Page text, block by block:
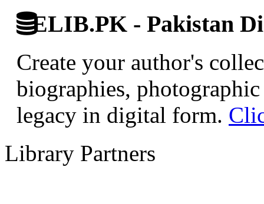
ELIB.PK - Pakistan
Create your author's
biographies,
legacy in digital form.
Library Partners